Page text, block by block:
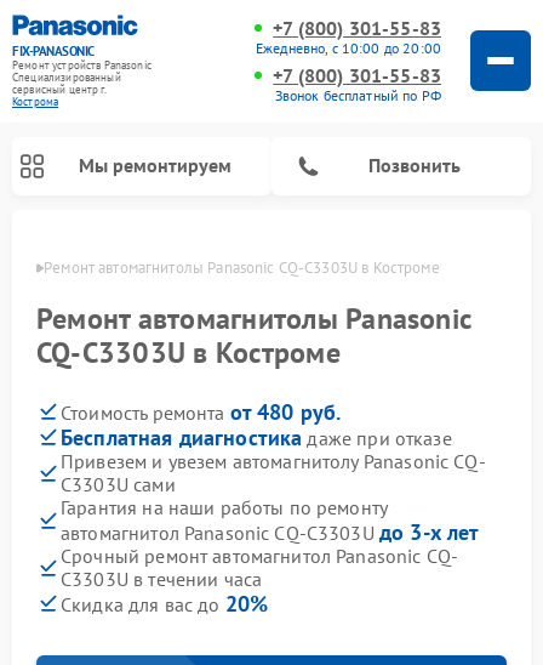
FIX-PANASONIC
Ремонт устройств Panasonic
Специализированный
cервисный центр г.
Кострома
+7 (800) 301-55-83
Ежедневно, с 10:00 до 20:00
+7 (800) 301-55-83
Звонок бесплатный по РФ
Мы ремонтируем Позвонить
Ремонт автомагнитолы Panasonic CQ-C3303U в Костроме
Ремонт автомагнитолы Panasonic
CQ-C3303U в Костроме
Стоимость ремонта от 480 руб.
Бесплатная диагностика даже при отказе
Привезем и увезем автомагнитолу Panasonic CQ-
C3303U сами
Гарантия на наши работы по ремонту
автомагнитол Panasonic CQ-C3303U до 3-х лет
Срочный ремонт автомагнитол Panasonic CQ-
C3303U в течении часа
Скидка для вас до 20%